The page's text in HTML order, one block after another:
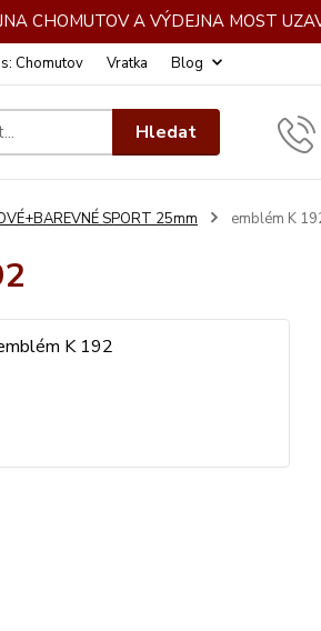
CHOMUTOV A VÝDEJNA MOST
Chomutov Vratka Blog
Hledat
SPORT 25mm emblém K